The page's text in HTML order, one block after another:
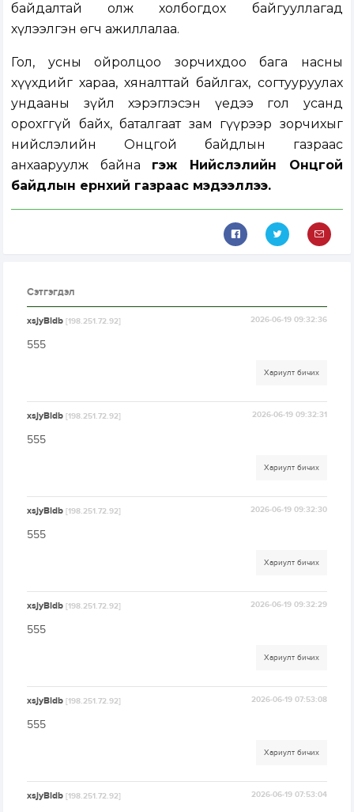
байдалтай олж холбогдох байгууллагад
хүлээлгэн өгч ажиллалаа.
Гол, усны ойролцоо зорчихдоо бага насны
хүүхдийг хараа, хяналттай байлгах, согтууруулах
ундааны зүйл хэрэглэсэн үедээ гол усанд
орохггүй байх, баталгаат зам гүүрээр зорчихыг
нийслэлийн Онцгой байдлын газраас
анхааруулж байна гэж Нийслэлийн Онцгой
байдлын ерөнхий газраас мэдээллээ.
Сэтгэгдэл
xsjyBldb[198.251.72.92] 2026-06-19 09:32:36
555
Хариулт бичих
xsjyBldb[198.251.72.92] 2026-06-19 09:32:31
555
Хариулт бичих
xsjyBldb[198.251.72.92] 2026-06-19 09:32:30
555
Хариулт бичих
xsjyBldb[198.251.72.92] 2026-06-19 09:32:29
555
Хариулт бичих
xsjyBldb[198.251.72.92] 2026-06-19 07:53:08
555
Хариулт бичих
xsjyBldb[198.251.72.92] 2026-06-19 07:53:04